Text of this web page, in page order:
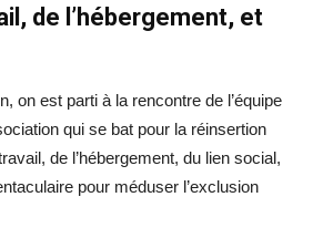
de l’hébergement, et
on est parti à la rencontre de l’équipe
qui se bat pour la réinsertion
de l’hébergement, du lien social,
pour méduser l’exclusion